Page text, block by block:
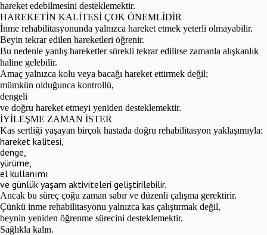
hareket edebilmesini desteklemektir.
HAREKETİN KALİTESİ ÇOK ÖNEMLİDİR
İnme rehabilitasyonunda yalnızca hareket etmek yeterli olmayabilir.
Beyin tekrar edilen hareketleri öğrenir.
Bu nedenle yanlış hareketler sürekli tekrar edilirse zamanla alışkanlık
haline gelebilir.
Amaç yalnızca kolu veya bacağı hareket ettirmek değil;
mümkün olduğunca kontrollü,
dengeli
ve doğru hareket etmeyi yeniden desteklemektir.
İYİLEŞME ZAMAN İSTER
Kas sertliği yaşayan birçok hastada doğru rehabilitasyon yaklaşımıyla:
hareket kalitesi,
denge,
yürüme,
el kullanımı
ve günlük yaşam aktiviteleri geliştirilebilir.
Ancak bu süreç çoğu zaman sabır ve düzenli çalışma gerektirir.
Çünkü inme rehabilitasyonu yalnızca kas çalıştırmak değil,
beynin yeniden öğrenme sürecini desteklemektir.
Sağlıkla kalın.